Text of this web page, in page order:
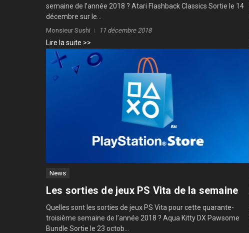
semaine de l’année 2018 ? Atari Flashback Classics Sortie le 14
décembre sur le...
Monsieur Sushi 11 décembre 2018
Lire la suite >>
News
Les sorties de jeux PS Vita de la semaine
Quelles sont les sorties de jeux PS Vita pour cette quarante-
troisième semaine de l’année 2018 ? Aqua Kitty DX Pawsome
Bundle Sortie le 23 octob...